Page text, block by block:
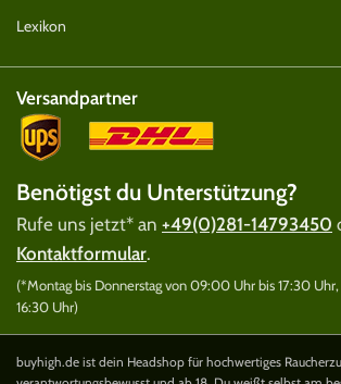
Lexikon
Versandpartner
Benötigst du Unterstützung?
Rufe uns jetzt* an +49(0)281-14793450
Kontaktformular.
(*Montag bis Donnerstag von 09:00 Uhr bis 17:30
16:30 Uhr)
buyhigh.de ist dein Headshop für hochwertiges